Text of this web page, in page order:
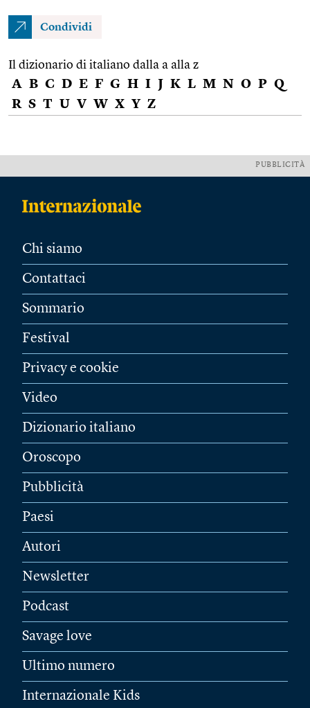
Condividi
Il dizionario di italiano dalla a alla z
A B C D E F G H I J K L M N O P Q
R S T U V W X Y Z
PUBBLICITÀ
Chi siamo
Contattaci
Sommario
Festival
Privacy e cookie
Video
Dizionario italiano
Oroscopo
Pubblicità
Paesi
Autori
Newsletter
Podcast
Savage love
Ultimo numero
Internazionale Kids